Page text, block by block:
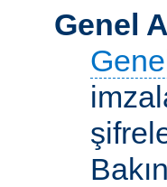
Genel